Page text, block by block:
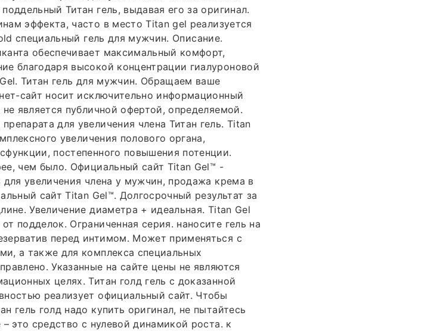
Титан гель, выдавая его за оригинал.
эффекта, часто в место Titan gel реализуется
специальный гель для мужчин. Описание.
обеспечивает максимальный комфорт,
благодаря высокой концентрации гиалуроновой
Титан гель для мужчин. Обращаем ваше
сайт носит исключительно информационный
является публичной офертой, определяемой.
для увеличения члена Титан гель. Titan
увеличения полового органа,
постепенного повышения потенции.
чем было. Официальный сайт Titan Gel™ -
для увеличения члена у мужчин, продажа крема в
сайт Titan Gel™. Долгосрочный результат за
Увеличение диаметра + идеальная. Titan Gel
подделок. Ограниченная серия. наносите гель на
перед интимом. Может применяться с
а также для комплекса специальных
Указанные на сайте цены не являются
целях. Титан голд гель с доказанной
реализует официальный сайт. Чтобы
гель голд надо купить оригинал, не пытайтесь
это средство с нулевой динамикой роста. к